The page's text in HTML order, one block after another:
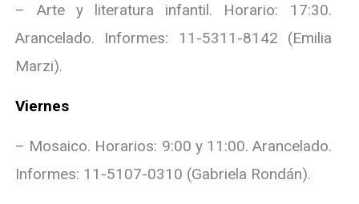
– Arte y literatura infantil. Horario: 17:30.
Arancelado. Informes: 11-5311-8142 (Emilia
Marzi).
Viernes
– Mosaico. Horarios: 9:00 y 11:00. Arancelado.
Informes: 11-5107-0310 (Gabriela Rondán).